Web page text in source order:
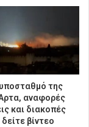
της
αναφορές
και διακοπές
βίντεο